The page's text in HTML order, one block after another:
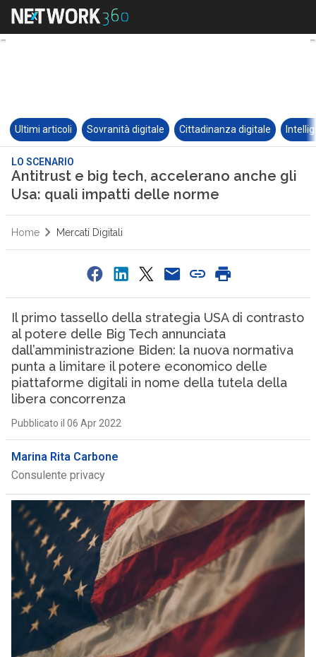
Ultimi articoli Sovranità digitale Cittadinanza digitale
LO SCENARIO
Antitrust e big tech, accelerano anche gli
Usa: quali impatti delle norme
Home Mercati Digitali
Il primo tassello della strategia USA di contrasto
al potere delle Big Tech annunciata
dall’amministrazione Biden: la nuova normativa
punta a limitare il potere economico delle
piattaforme digitali in nome della tutela della
libera concorrenza
Pubblicato il 06 Apr 2022
Marina Rita Carbone
Consulente privacy